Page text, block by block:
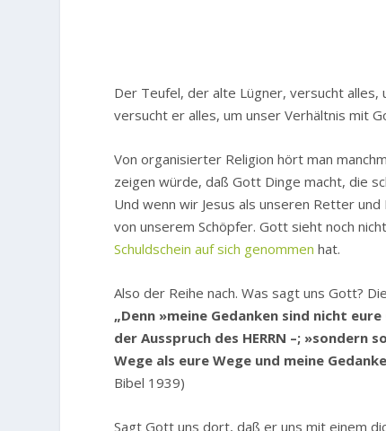
Der Teufel, der alte Lügner, versucht alles,
versucht er alles, um unser Verhältnis mit
Von organisierter Religion hört man
zeigen würde, daß Gott Dinge macht, die
Und wenn wir Jesus als unseren Retter
von unserem Schöpfer. Gott sieht noch
Schuldschein auf sich genommen hat.
Also der Reihe nach. Was sagt uns Gott?
„Denn »meine Gedanken sind nicht
der Ausspruch des HERRN –; »sondern
Wege als eure Wege und meine
Bibel 1939)
Sagt Gott uns dort, daß er uns mit einem